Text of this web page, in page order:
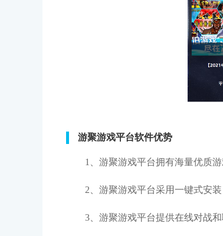
游聚游戏平台软件优势
1、游聚游戏平台拥有海量优质
2、游聚游戏平台采用一键式安
3、游聚游戏平台提供在线对战